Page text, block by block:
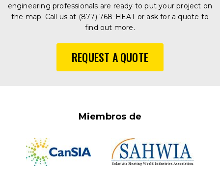
engineering professionals are ready to put your project on
the map. Call us at (877) 768-HEAT or ask for a quote to
find out more.
REQUEST A QUOTE
Miembros de